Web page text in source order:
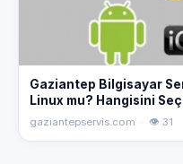
Gaziantep Bilgisayar
Linux mu? Hangisini
Seçmek İçin İpuçları!
gaziantepservis.com · 👁 31